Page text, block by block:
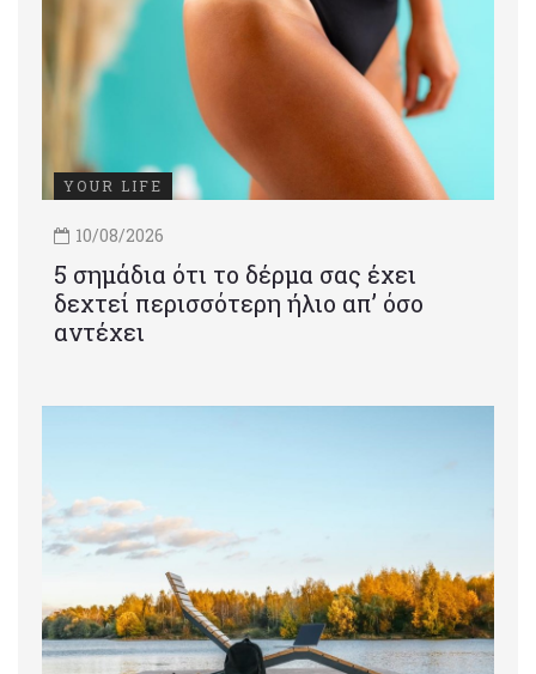
YOUR LIFE
10/08/2026
5 σημάδια ότι το δέρμα σας έχει
δεχτεί περισσότερη ήλιο απ’ όσο
αντέχει